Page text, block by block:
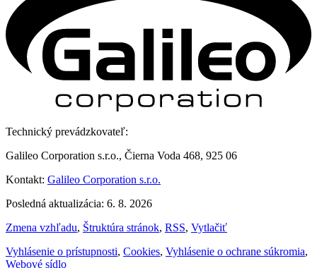
Technický prevádzkovateľ:
Galileo Corporation s.r.o., Čierna Voda 468, 925 06
Kontakt: Galileo Corporation s.r.o.
Posledná aktualizácia: 6. 8. 2026
Zmena vzhľadu, Štruktúra stránok, RSS, Vytlačiť
Vyhlásenie o prístupnosti, Cookies, Vyhlásenie o ochrane súkromia,
Webové sídlo